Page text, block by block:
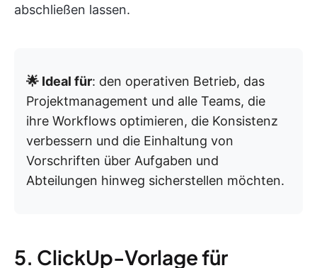
abschließen lassen.
🌟 Ideal für: den operativen Betrieb, das
Projektmanagement und alle Teams, die
ihre Workflows optimieren, die Konsistenz
verbessern und die Einhaltung von
Vorschriften über Aufgaben und
Abteilungen hinweg sicherstellen möchten.
5. ClickUp-Vorlage für